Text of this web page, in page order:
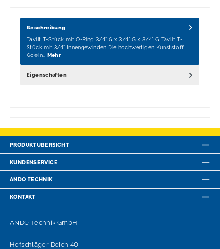
Beschreibung
Tavlit T-Stück mit O-Ring 3/4"IG x 3/4"IG x 3/4"IG Tavlit T-
Stück mit 3/4" Innengewinden Die hochwertigen Kunststoff
Gewin… Mehr
Eigenschaften
PRODUKTÜBERSICHT
KUNDENSERVICE
ANDO TECHNIK
KONTAKT
ANDO Technik GmbH
Hofschläger Deich 40